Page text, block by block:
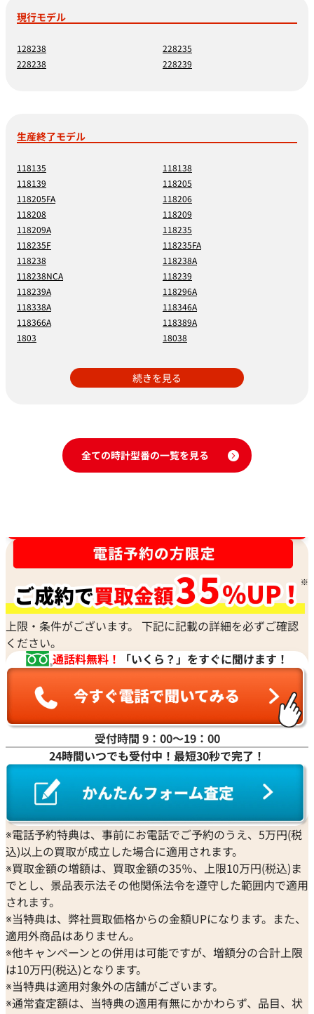
現行モデル
128238
228235
228238
228239
生産終了モデル
118135
118138
118139
118205
118205FA
118206
118208
118209
118209A
118235
118235F
118235FA
118238
118238A
118238NCA
118239
118239A
118296A
118338A
118346A
118366A
118389A
1803
18038
続きを見る
全ての時計型番の一覧を見る
上限・条件がございます。 下記に記載の詳細を必ずご確認
ください。
通話料無料！
「いくら？」をすぐに聞けます！
受付時間 9：00〜19：00
24時間いつでも受付中！最短30秒で完了！
※電話予約特典は、事前にお電話でご予約のうえ、5万円(税
込)以上の買取が成立した場合に適用されます。
※買取金額の増額は、買取金額の35％、上限10万円(税込)ま
でとし、景品表示法その他関係法令を遵守した範囲内で適用
されます。
※当特典は、弊社買取価格からの金額UPになります。また、
適用外商品はありません。
※他キャンペーンとの併用は可能ですが、増額分の合計上限
は10万円(税込)となります。
※当特典は適用対象外の店舗がございます。
※通常査定額は、当特典の適用有無にかかわらず、品目、状